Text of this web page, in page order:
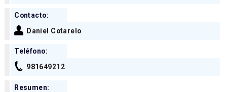
Contacto:
Daniel Cotarelo
Teléfono:
981649212
Resumen: